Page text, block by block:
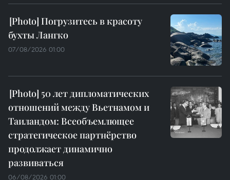
Погрузитесь в красоту
бухты Лангко
07/08/2026 01:00
50 лет дипломатических
отношений между Вьетнамом и
Таиландом: Всеобъемлющее
стратегическое партнёрство
продолжает динамично
развиваться
06/08/2026 01:00